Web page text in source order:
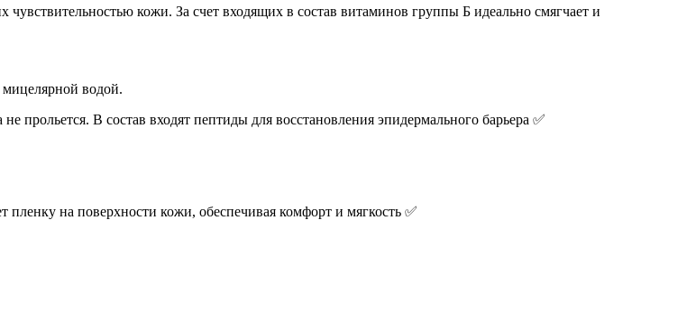
кожи. За счет входящих в состав витаминов группы Б идеально смягчает и
водой.
прольется. В состав входят пептиды для восстановления эпидермального барьера ✅
на поверхности кожи, обеспечивая комфорт и мягкость ✅